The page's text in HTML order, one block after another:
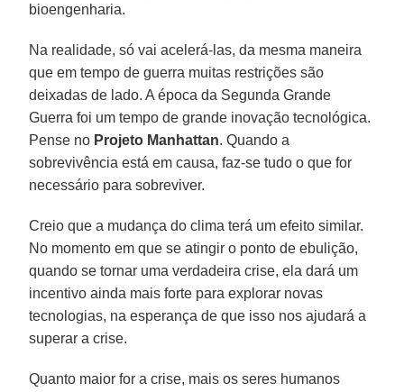
bioengenharia.
Na realidade, só vai acelerá-las, da mesma maneira
que em tempo de guerra muitas restrições são
deixadas de lado. A época da Segunda Grande
Guerra foi um tempo de grande inovação tecnológica.
Pense no Projeto Manhattan. Quando a
sobrevivência está em causa, faz-se tudo o que for
necessário para sobreviver.
Creio que a mudança do clima terá um efeito similar.
No momento em que se atingir o ponto de ebulição,
quando se tornar uma verdadeira crise, ela dará um
incentivo ainda mais forte para explorar novas
tecnologias, na esperança de que isso nos ajudará a
superar a crise.
Quanto maior for a crise, mais os seres humanos